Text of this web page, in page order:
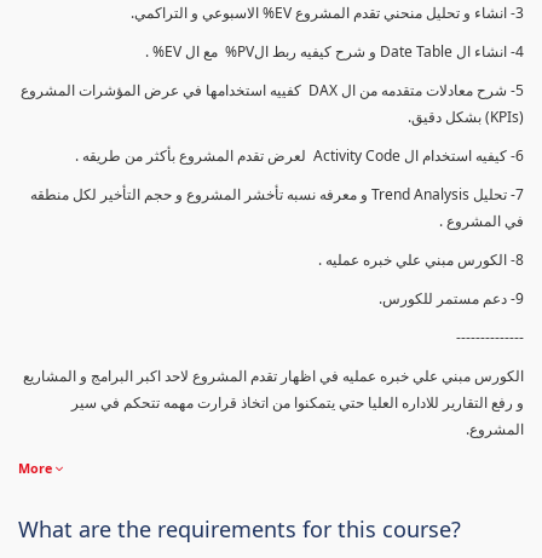
3- انشاء و تحليل منحني تقدم المشروع EV% الاسبوعي و التراكمي.
4- انشاء ال Date Table و شرح كيفيه ربط الPV% مع ال EV% .
5- شرح معادلات متقدمه من ال DAX كفييه استخدامها في عرض المؤشرات المشروع
(KPIs) بشكل دقيق.
6- كيفيه استخدام ال Activity Code لعرض تقدم المشروع بأكثر من طريقه .
7- تحليل Trend Analysis و معرفه نسبه تأخشر المشروع و حجم التأخير لكل منطقه
في المشروع .
8- الكورس مبني علي خبره عمليه .
9- دعم مستمر للكورس.
--------------
الكورس مبني علي خبره عمليه في اظهار تقدم المشروع لاحد اكبر البرامج و المشاريع
و رفع التقارير للاداره العليا حتي يتمكنوا من اتخاذ قرارت مهمه تتحكم في سير
المشروع.
More
What are the requirements for this course?